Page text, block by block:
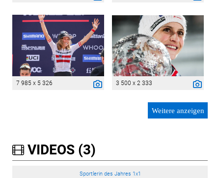
7 985 x 5 326 3 500 x 2 333
Weitere anzeigen
VIDEOS (3)
Sportlerin des Jahres 1x1